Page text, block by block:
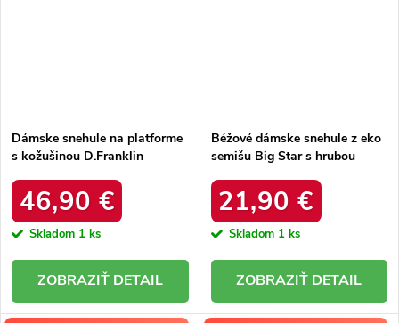
Dámske snehule na platforme
s kožušinou D.Franklin
46,90 €
Skladom 1 ks
DETAIL
Béžové dámske snehule z eko
semišu Big Star s hrubou
OO274A107
21,90 €
Skladom 1 ks
DETAIL